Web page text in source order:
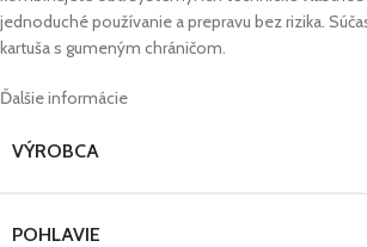
jednoduché používanie a prepravu bez rizika.
kartuša s gumeným chráničom.
Ďalšie informácie
VÝROBCA
POHLAVIE